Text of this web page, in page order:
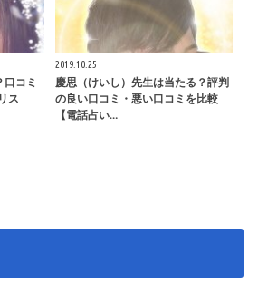
コミ
ス
2019.10.25
慶思（けいし）先生は当たる？評判
の良い口コミ・悪い口コミを比較
【電話占い…